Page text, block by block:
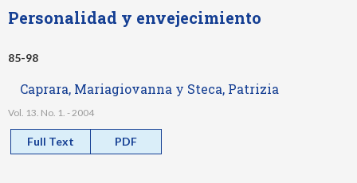
Personalidad y envejecimiento
85-98
Caprara, Mariagiovanna y Steca, Patrizia
Vol. 13. No. 1. - 2004
Full Text PDF